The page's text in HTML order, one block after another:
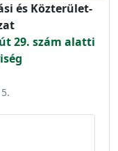
és Közterület-
29. szám alatti